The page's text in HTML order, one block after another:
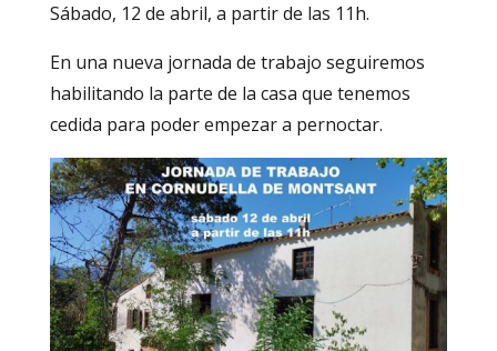
Sábado, 12 de abril, a partir de las 11h.
En una nueva jornada de trabajo seguiremos
habilitando la parte de la casa que tenemos
cedida para poder empezar a pernoctar.